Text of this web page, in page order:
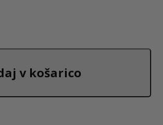
v košarico